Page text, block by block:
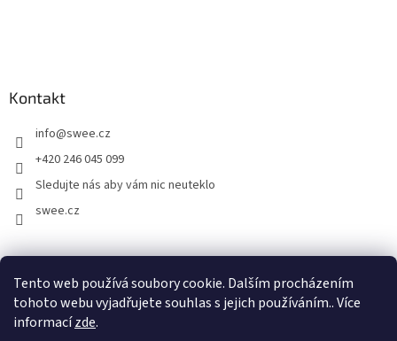
Tento web používá soubory cookie. Dalším procházením
tohoto webu vyjadřujete souhlas s jejich používáním.. Více
informacízde.
Kontakt
info@swee.cz
+420 246 045 099
Sledujte nás aby vám nic neuteklo
swee.cz